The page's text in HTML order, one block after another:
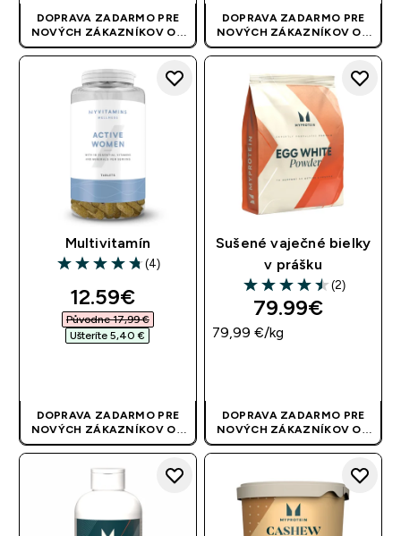
DOPRAVA ZADARMO PRE
NOVÝCH ZÁKAZNÍKOV OD
40 EUR| AKCIA SA APLIKUJE
DOPRAVA ZADARMO PRE
NOVÝCH ZÁKAZNÍKOV OD
40 EUR| AKCIA SA APLIKUJE
Multivitamín
4.75 out of 5 stars
(4)
discounted price
12.59€‎
Původne 17,99 €‎
Ušteríte 5,40 €‎
DOPRAVA ZADARMO PRE
NOVÝCH ZÁKAZNÍKOV OD
40 EUR| AKCIA SA APLIKUJE
Sušené vaječné bielky
v prášku
4.5 out of 5 stars
(2)
79.99€‎
79,99 €‎/kg
DOPRAVA ZADARMO PRE
NOVÝCH ZÁKAZNÍKOV OD
40 EUR| AKCIA SA APLIKUJE